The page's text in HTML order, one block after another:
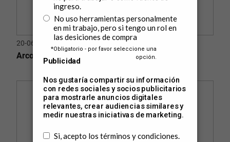
20-064
Arco de Sierra Fijo PRO 12 Pulg. (305 mm)